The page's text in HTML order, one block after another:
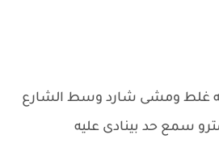
غلط ومشى شارد وسط الشارع
سمع حد بينادى عليه